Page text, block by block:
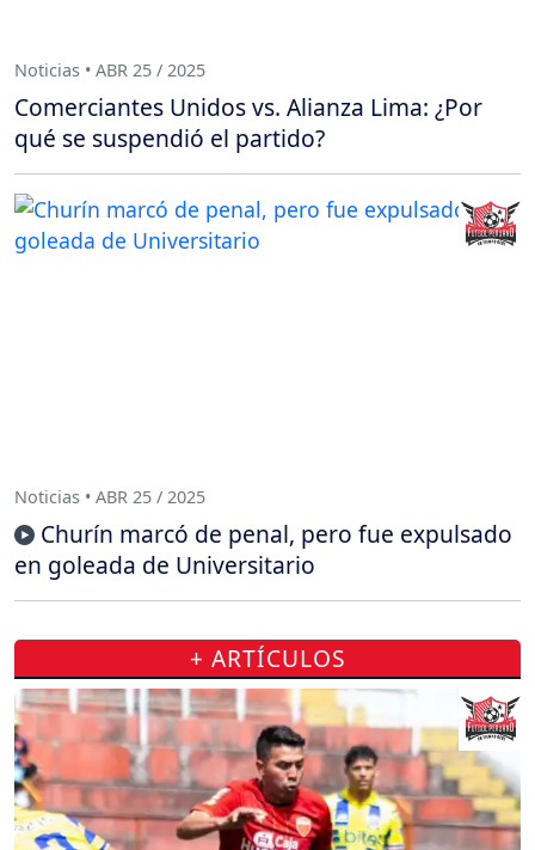
Noticias • ABR 25 / 2025
Comerciantes Unidos vs. Alianza Lima: ¿Por
qué se suspendió el partido?
Noticias • ABR 25 / 2025
Churín marcó de penal, pero fue expulsado
en goleada de Universitario
+ ARTÍCULOS